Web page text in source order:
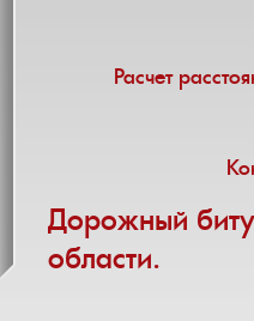
Расчет
Дорожный
области.